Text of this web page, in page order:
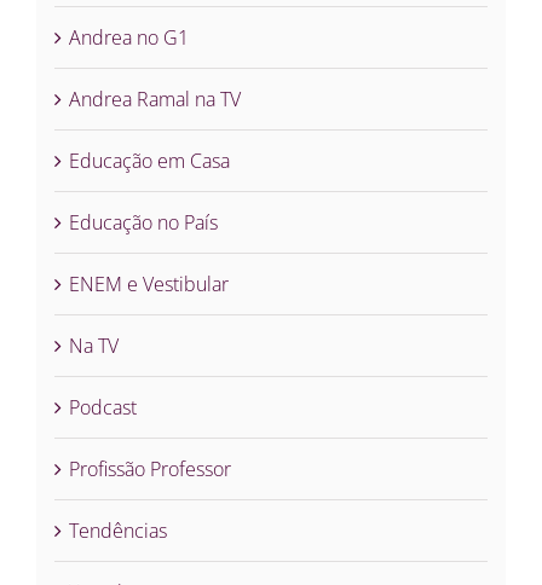
Andrea no G1
Andrea Ramal na TV
Educação em Casa
Educação no País
ENEM e Vestibular
Na TV
Podcast
Profissão Professor
Tendências